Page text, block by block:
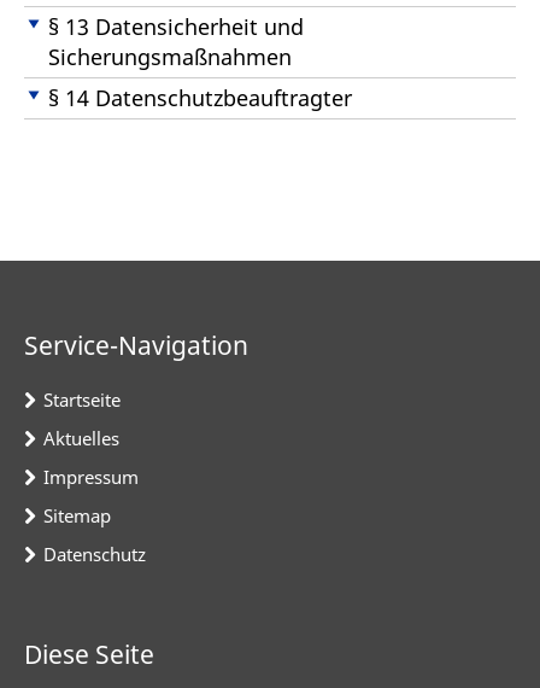
§ 13 Datensicherheit und
Sicherungsmaßnahmen
§ 14 Datenschutzbeauftragter
Service-Navigation
Startseite
Aktuelles
Impressum
Sitemap
Datenschutz
Diese Seite